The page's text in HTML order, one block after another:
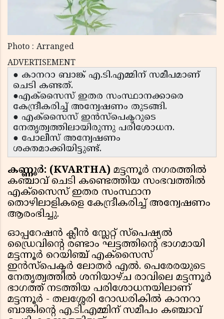
Photo : Arranged
ADVERTISEMENT
● കാനറാ ബാങ്ക് എ.ടി.എമ്മിന് സമീപമാണ്
ചെടി കണ്ടത്.
●എക്സൈസ് ഇതര സംസ്ഥാനക്കാരെ
കേന്ദ്രീകരിച്ച് അന്വേഷണം തുടങ്ങി.
● എക്സൈസ് ഇൻസ്പെക്ടറുടെ
നേതൃത്വത്തിലായിരുന്നു പരിശോധന.
● പോലീസ് അന്വേഷണം
ശക്തമാക്കിയിട്ടുണ്ട്.
കണ്ണൂർ: (KVARTHA) മട്ടന്നൂർ നഗരത്തിൽ
കഞ്ചാവ് ചെടി കണ്ടെത്തിയ സംഭവത്തിൽ
എക്സൈസ് ഇതര സംസ്ഥാന
തൊഴിലാളികളെ കേന്ദ്രീകരിച്ച് അന്വേഷണം
ആരംഭിച്ചു.
ഓപ്പറേഷൻ ക്ലീൻ സ്ലേറ്റ് സ്പെഷ്യൽ
ഡ്രൈവിൻ്റെ രണ്ടാം ഘട്ടത്തിൻ്റെ ഭാഗമായി
മട്ടന്നൂർ റെയിഞ്ച് എക്സൈസ്
ഇൻസ്പെക്ടർ ലോതർ എൽ. പെരേരയുടെ
നേതൃത്വത്തിൽ ശനിയാഴ്ച രാവിലെ മട്ടന്നൂർ
ഭാഗത്ത് നടത്തിയ പരിശോധനയിലാണ്
മട്ടന്നൂർ - തലശ്ശേരി റോഡരികിൽ കാനറാ
ബാങ്കിൻ്റെ എ.ടി.എമ്മിന് സമീപം കഞ്ചാവ്